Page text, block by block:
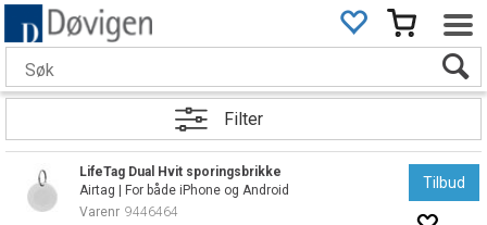
Filter
LifeTag Dual Hvit sporingsbrikke
Airtag | For både iPhone og Android
Varenr 9446464
Tilbud